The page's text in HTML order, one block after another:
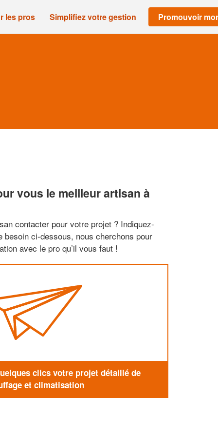
les pros Simplifiez votre gestion Promouvoir
vous le meilleur artisan à
contacter pour votre projet ? Indiquez-
besoin ci-dessous, nous cherchons pour
avec le pro qu’il vous faut !
clics votre projet détaillé de
et climatisation